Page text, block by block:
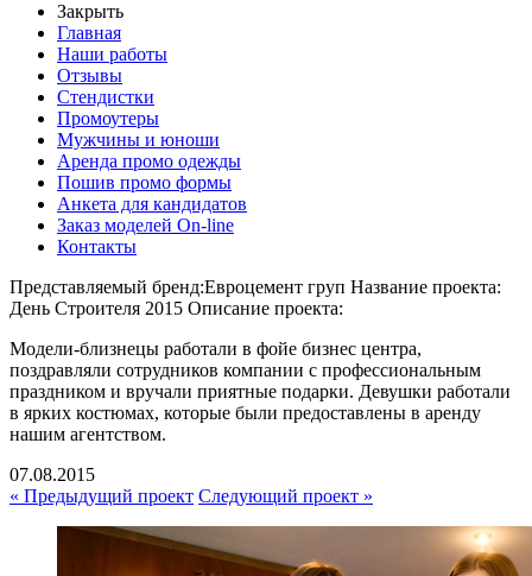
Закрыть
Главная
Наши работы
Отзывы
Стендистки
Промоутеры
Мужчины и юноши
Аренда промо одежды
Пошив промо формы
Анкета для кандидатов
Заказ моделей On-line
Контакты
Представляемый бренд:Евроцемент груп Название проекта:
День Строителя 2015 Описание проекта:
Модели-близнецы работали в фойе бизнес центра,
поздравляли сотрудников компании с профессиональным
праздником и вручали приятные подарки. Девушки работали
в ярких костюмах, которые были предоставлены в аренду
нашим агентством.
07.08.2015
« Предыдущий проект Следующий проект »